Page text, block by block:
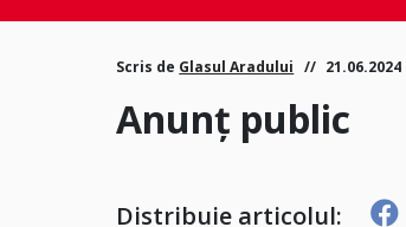
Scris de Glasul Aradului 21.06.2024
Anunț public
Distribuie articolul: